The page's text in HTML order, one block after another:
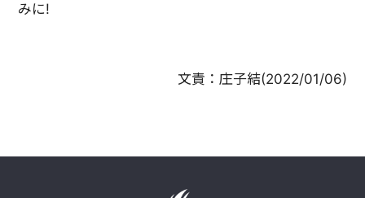
みに!
文責： 庄子結(2022/01/06)